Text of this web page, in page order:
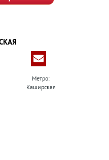
Метро:
Каширская